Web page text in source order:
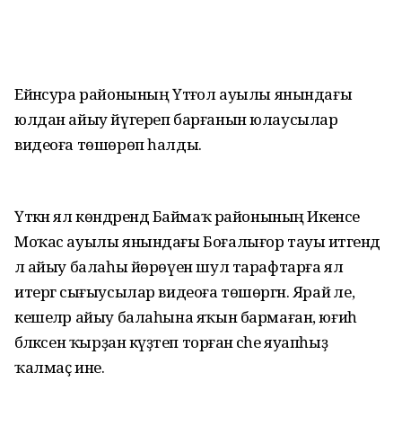
Ейәнсура районының Үтәғол ауылы янындағы
юлдан айыу йүгереп барғанын юлаусылар
видеоға төшөрөп һалды.
Үткән ял көндәрендә Баймаҡ районының Икенсе
Моҡас ауылы янындағы Боғалығор тауы итәгендә
лә айыу балаһы йөрөүен шул тарафтарға ял
итергә сығыусылар видеоға төшөргән. Ярай әле,
кешеләр айыу балаһына яҡын бармаған, юғиһә
бәләкәсен ҡырҙан күҙәтеп торған әсәһе яуапһыҙ
ҡалмаҫ ине.